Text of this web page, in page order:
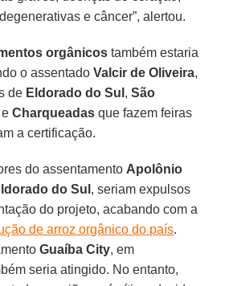
e câncer”, alertou.
orgânicos também estaria
o assentadoValcir de Oliveira,
de Eldorado do Sul ,São
eCharqueadas que fazem feiras
a certificação.
do assentamento Apolônio
do Sul , seriam expulsos
do projeto, acabando com a
de arroz orgânico do país.
Guaíba City, em
seria atingido. No entanto,